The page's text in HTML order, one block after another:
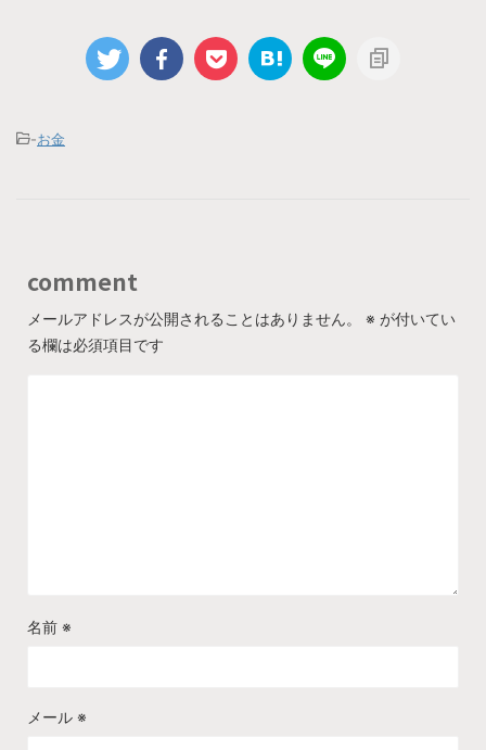
-お金
comment
メールアドレスが公開されることはありません。 ※ が付いてい
る欄は必須項目です
名前 ※
メール ※